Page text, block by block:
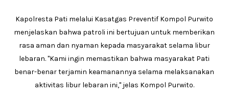
Kapolresta Pati melalui Kasatgas Preventif Kompol Purwito
menjelaskan bahwa patroli ini bertujuan untuk memberikan
rasa aman dan nyaman kepada masyarakat selama libur
lebaran. "Kami ingin memastikan bahwa masyarakat Pati
benar-benar terjamin keamanannya selama melaksanakan
aktivitas libur lebaran ini," jelas Kompol Purwito.